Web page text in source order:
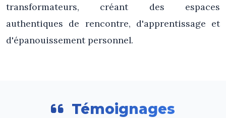
transformateurs, créant des espaces
authentiques de rencontre, d'apprentissage et
d'épanouissement personnel.
Témoignages